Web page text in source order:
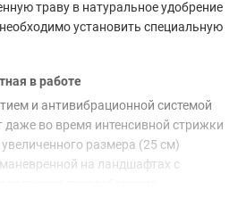
траву в натуральное удобрение
установить специальную
в работе
и антивибрационной системой
даже во время интенсивной стрижки
размера (25 см)
на ландшафтах с
пользователя о необходимости